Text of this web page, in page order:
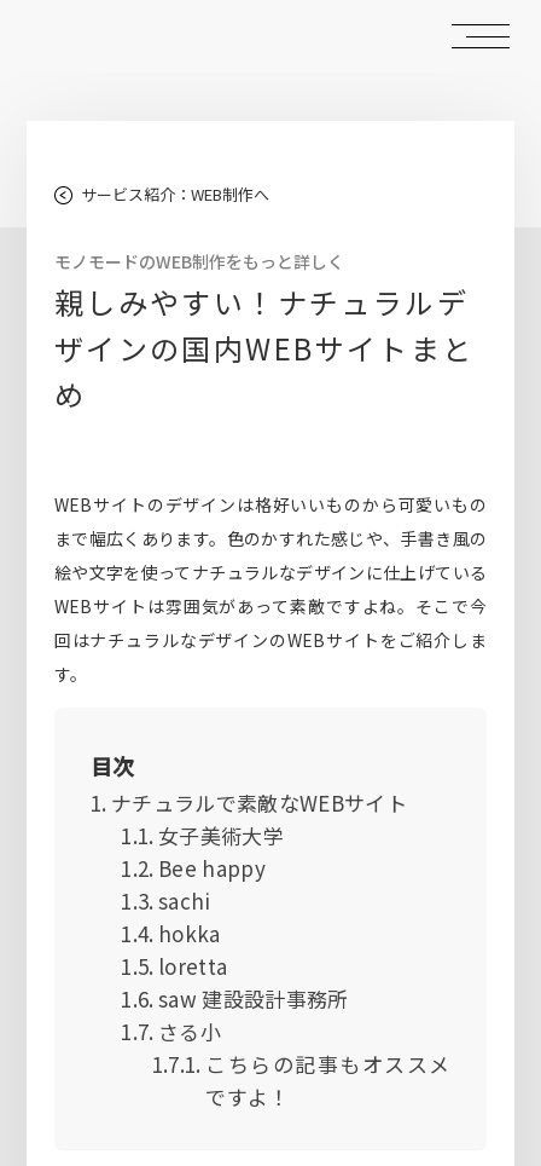
サービス紹介：WEB制作へ
モノモードのWEB制作をもっと詳しく
親しみやすい！ナチュラルデ
ザインの国内WEBサイトまと
め
WEBサイトのデザインは格好いいものから可愛いもの
まで幅広くあります。色のかすれた感じや、手書き風の
絵や文字を使ってナチュラルなデザインに仕上げている
WEBサイトは雰囲気があって素敵ですよね。そこで今
回はナチュラルなデザインのWEBサイトをご紹介しま
す。
目次
ナチュラルで素敵なWEBサイト
女子美術大学
Bee happy
sachi
hokka
loretta
saw 建設設計事務所
さる小
こちらの記事もオススメ
ですよ！